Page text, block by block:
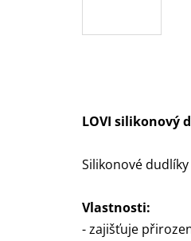
LOVI silikonový
Silikonové
Vlastnosti:
- zajišťuje